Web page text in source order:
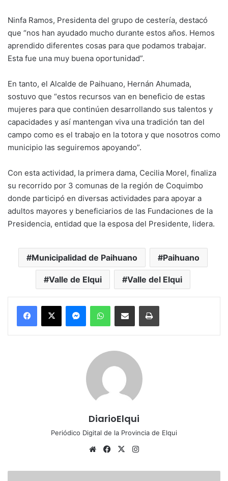
Ninfa Ramos, Presidenta del grupo de cestería, destacó
que “nos han ayudado mucho durante estos años. Hemos
aprendido diferentes cosas para que podamos trabajar.
Esta fue una muy buena oportunidad”.
En tanto, el Alcalde de Paihuano, Hernán Ahumada,
sostuvo que “estos recursos van en beneficio de estas
mujeres para que continúen desarrollando sus talentos y
capacidades y así mantengan viva una tradición tan del
campo como es el trabajo en la totora y que nosotros como
municipio las seguiremos apoyando”.
Con esta actividad, la primera dama, Cecilia Morel, finaliza
su recorrido por 3 comunas de la región de Coquimbo
donde participó en diversas actividades para apoyar a
adultos mayores y beneficiarios de las Fundaciones de la
Presidencia, entidad que la esposa del Presidente, lidera.
Municipalidad de Paihuano Paihuano
Valle de Elqui Valle del Elqui
MessengerWhatsAppCompartir por correo electrónicoImprimir
DiarioElqui
Periódico Digital de la Provincia de Elqui
Sitio
Facebook
X